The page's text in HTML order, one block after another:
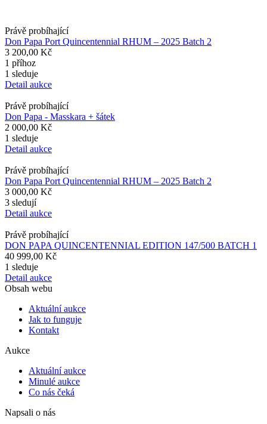
Právě probíhající
Don Papa Port Quincentennial RHUM – 2025 Batch 2
3 200,00 Kč
1 příhoz
1 sleduje
Detail aukce
Právě probíhající
Don Papa - Masskara + šátek
2 000,00 Kč
1 sleduje
Detail aukce
Právě probíhající
Don Papa Port Quincentennial RHUM – 2025 Batch 2
3 000,00 Kč
3 sledují
Detail aukce
Právě probíhající
DON PAPA QUINCENTENNIAL EDITION 147/500 BATCH 1
40 999,00 Kč
1 sleduje
Detail aukce
Obsah webu
Aktuální aukce
Jak to funguje
Kontakt
Aukce
Aktuální aukce
Minulé aukce
Co nás čeká
Napsali o nás